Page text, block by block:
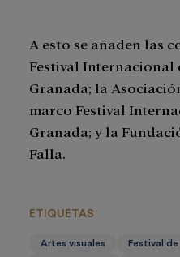
A esto se añaden las
Festival Internacional
Granada; la
marco Festival
Granada; y la
Falla.
ETIQUETAS
Artes visuales Festival de